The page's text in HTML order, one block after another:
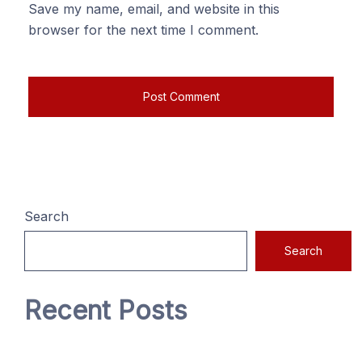
Save my name, email, and website in this
browser for the next time I comment.
Search
Search
Recent Posts